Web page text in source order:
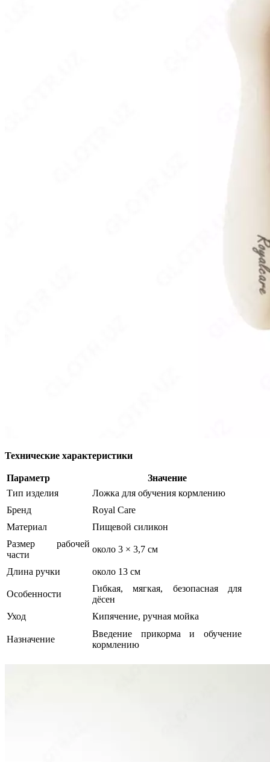
Технические характеристики
Параметр
Значение
Тип изделия
Ложка для обучения кормлению
Бренд
Royal Care
Материал
Пищевой силикон
Размер рабочей
части
около 3 × 3,7 см
Длина ручки около 13 см
Особенности
Гибкая, мягкая, безопасная для
дёсен
Уход
Кипячение, ручная мойка
Назначение
Введение прикорма и обучение
кормлению